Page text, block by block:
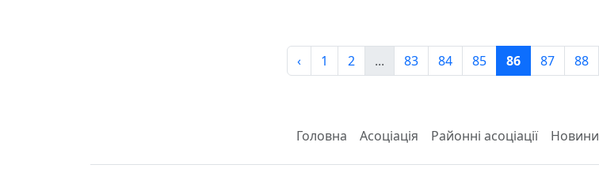
‹ 1 2 ... 83 84 85 86 87 88
Головна Асоціація Районні асоціації Новини